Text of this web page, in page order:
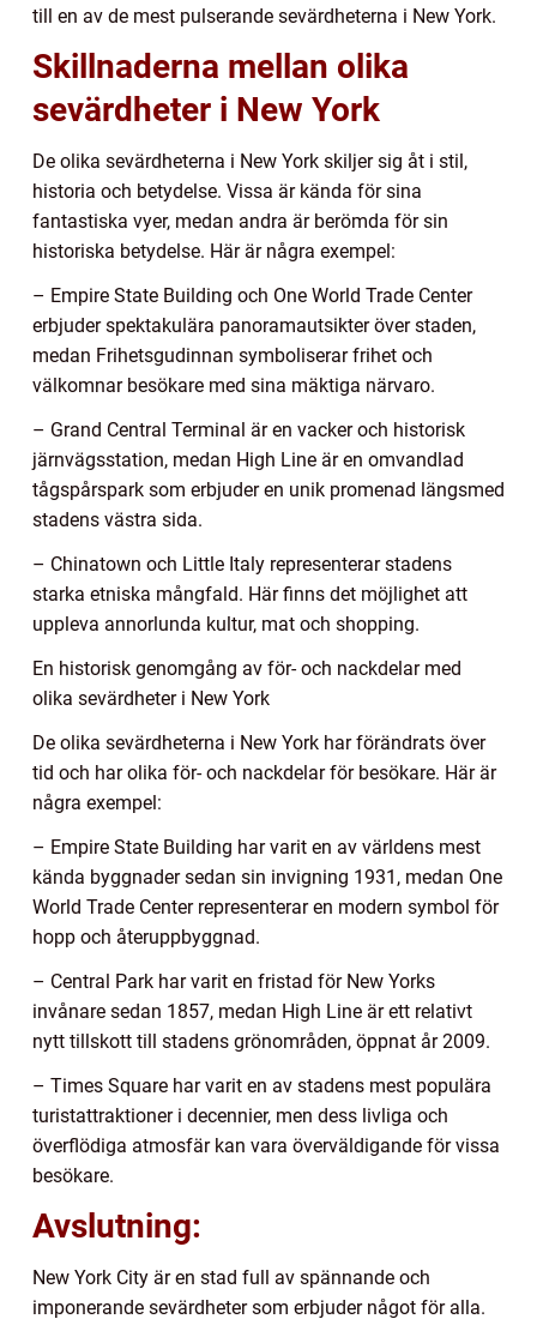
till en av de mest pulserande sevärdheterna i New York.
Skillnaderna mellan olika
sevärdheter i New York
De olika sevärdheterna i New York skiljer sig åt i stil,
historia och betydelse. Vissa är kända för sina
fantastiska vyer, medan andra är berömda för sin
historiska betydelse. Här är några exempel:
– Empire State Building och One World Trade Center
erbjuder spektakulära panoramautsikter över staden,
medan Frihetsgudinnan symboliserar frihet och
välkomnar besökare med sina mäktiga närvaro.
– Grand Central Terminal är en vacker och historisk
järnvägsstation, medan High Line är en omvandlad
tågspårspark som erbjuder en unik promenad längsmed
stadens västra sida.
– Chinatown och Little Italy representerar stadens
starka etniska mångfald. Här finns det möjlighet att
uppleva annorlunda kultur, mat och shopping.
En historisk genomgång av för- och nackdelar med
olika sevärdheter i New York
De olika sevärdheterna i New York har förändrats över
tid och har olika för- och nackdelar för besökare. Här är
några exempel:
– Empire State Building har varit en av världens mest
kända byggnader sedan sin invigning 1931, medan One
World Trade Center representerar en modern symbol för
hopp och återuppbyggnad.
– Central Park har varit en fristad för New Yorks
invånare sedan 1857, medan High Line är ett relativt
nytt tillskott till stadens grönområden, öppnat år 2009.
– Times Square har varit en av stadens mest populära
turistattraktioner i decennier, men dess livliga och
överflödiga atmosfär kan vara överväldigande för vissa
besökare.
Avslutning:
New York City är en stad full av spännande och
imponerande sevärdheter som erbjuder något för alla.